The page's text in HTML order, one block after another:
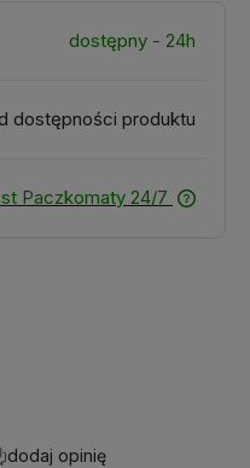
dostępny - 24h
dostępności produktu
Paczkomaty 24/7
dodaj opinię